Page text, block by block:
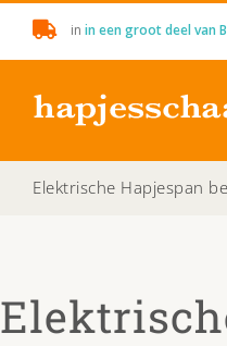
content
in in een groot deel van
Elektrische Hapjespan